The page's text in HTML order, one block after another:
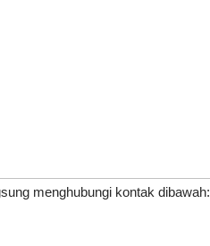
menghubungi kontak dibawah: